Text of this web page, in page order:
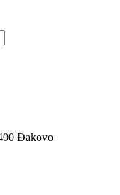
Đakovo